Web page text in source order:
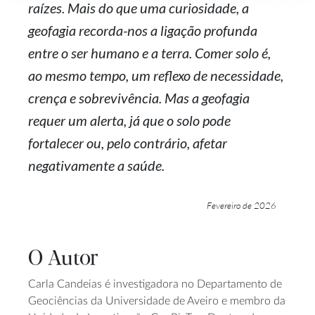
raízes. Mais do que uma curiosidade, a
geofagia recorda-nos a ligação profunda
entre o ser humano e a terra. Comer solo é,
ao mesmo tempo, um reflexo de necessidade,
crença e sobrevivência. Mas a geofagia
requer um alerta, já que o solo pode
fortalecer ou, pelo contrário, afetar
negativamente a saúde.
Fevereiro de 2026
O Autor
Carla Candeias é investigadora no Departamento de
Geociências da Universidade de Aveiro e membro da